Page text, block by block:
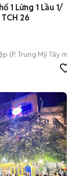
1 Lửng 1 Lầu 1/
26
(P. Trung Mỹ Tây mới)